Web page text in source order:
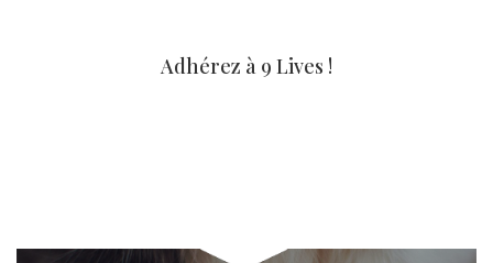
Adhérez à 9 Lives !